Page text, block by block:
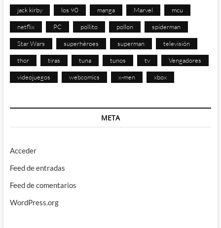
jack kirby los 90 manga Marvel mcu
netflix PC pollito pollon spiderman
Star Wars superhéroes superman televisión
thor tiras tuna tunos tv Vengadores
videojuegos webcomics x-men xbox
META
Acceder
Feed de entradas
Feed de comentarios
WordPress.org